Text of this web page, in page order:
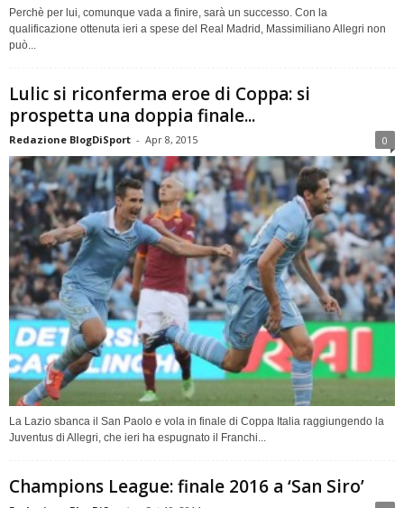
Perchè per lui, comunque vada a finire, sarà un successo. Con la
qualificazione ottenuta ieri a spese del Real Madrid, Massimiliano Allegri non
può...
Lulic si riconferma eroe di Coppa: si
prospetta una doppia finale...
Redazione BlogDiSport - Apr 8, 2015 0
La Lazio sbanca il San Paolo e vola in finale di Coppa Italia raggiungendo la
Juventus di Allegri, che ieri ha espugnato il Franchi...
Champions League: finale 2016 a ‘San Siro’